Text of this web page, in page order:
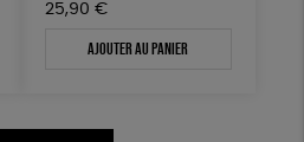
25,90 €
Ajouter au panier